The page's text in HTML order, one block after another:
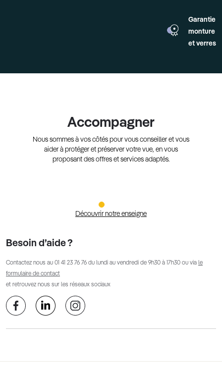
Garantie
monture
et verres
Accompagner
Nous sommes à vos côtés pour vous conseiller et vous
aider à protéger et préserver votre vue, en vous
proposant des offres et services adaptés.
Découvrir notre enseigne
Besoin d’aide ?
Contactez nous au 01 41 23 76 76 du lundi au vendredi de 9h30 à 17h30 ou via le
formulaire de contact
et retrouvez nous sur les réseaux sociaux